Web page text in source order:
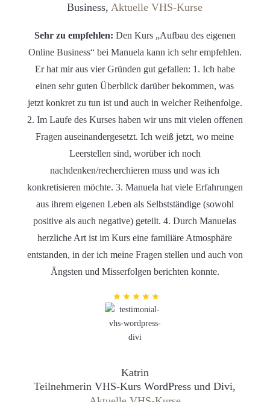
Business, Aktuelle VHS-Kurse
Sehr zu empfehlen: Den Kurs „Aufbau des eigenen
Online Business“ bei Manuela kann ich sehr empfehlen.
Er hat mir aus vier Gründen gut gefallen: 1. Ich habe
einen sehr guten Überblick darüber bekommen, was
jetzt konkret zu tun ist und auch in welcher Reihenfolge.
2. Im Laufe des Kurses haben wir uns mit vielen offenen
Fragen auseinandergesetzt. Ich weiß jetzt, wo meine
Leerstellen sind, worüber ich noch
nachdenken/recherchieren muss und was ich
konkretisieren möchte. 3. Manuela hat viele Erfahrungen
aus ihrem eigenen Leben als Selbstständige (sowohl
positive als auch negative) geteilt. 4. Durch Manuelas
herzliche Art ist im Kurs eine familiäre Atmosphäre
entstanden, in der ich meine Fragen stellen und auch von
Ängsten und Misserfolgen berichten konnte.
Katrin
Teilnehmerin VHS-Kurs WordPress und Divi,